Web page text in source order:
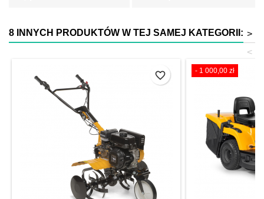
8 INNYCH PRODUKTÓW W TEJ SAMEJ KATEGORII: >
<
favorite_border - 1 000,00 zł